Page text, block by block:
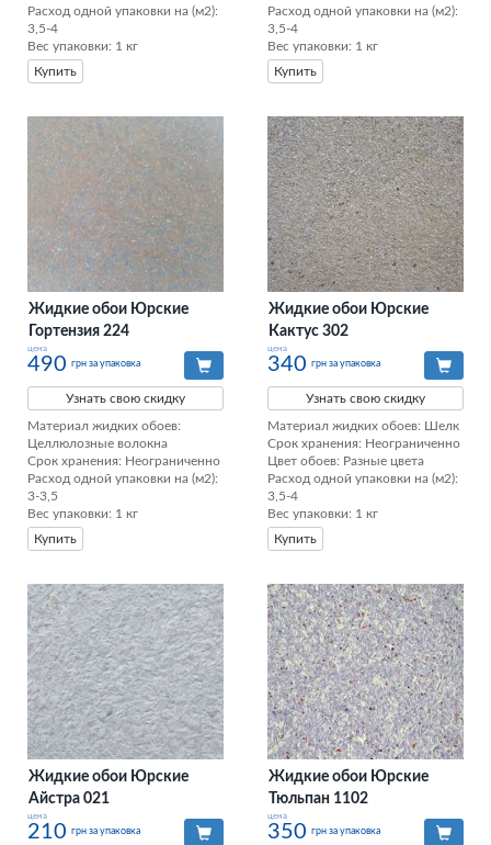
Расход одной упаковки на (м2):
3,5-4
Вес упаковки: 1 кг
Купить
Расход одной упаковки на (м2):
3,5-4
Вес упаковки: 1 кг
Купить
Жидкие обои Юрские
Гортензия 224
цена
490 грн за упаковка
Узнать свою скидку
Материал жидких обоев:
Целлюлозные волокна
Срок хранения: Неограниченно
Расход одной упаковки на (м2):
3-3,5
Вес упаковки: 1 кг
Купить
Жидкие обои Юрские
Кактус 302
цена
340 грн за упаковка
Узнать свою скидку
Материал жидких обоев: Шелк
Срок хранения: Неограниченно
Цвет обоев: Разные цвета
Расход одной упаковки на (м2):
3,5-4
Вес упаковки: 1 кг
Купить
Жидкие обои Юрские
Айстра 021
цена
210 грн за упаковка
Жидкие обои Юрские
Тюльпан 1102
цена
350 грн за упаковка